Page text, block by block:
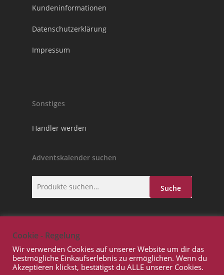
Kundeninformationen
Datenschutzerklärung
Impressum
Sonstiges
Händler werden
Adventskalender suchen
Suche
Suche
© 2026 Adventskalender.GmbH. Copyright Prowito
Cookie - Regelung
Wir verwenden Cookies auf unserer Website um dir das
bestmögliche Einkaufserlebnis zu ermöglichen. Wenn du
Akzeptieren klickst, bestätigst du ALLE unserer Cookies.